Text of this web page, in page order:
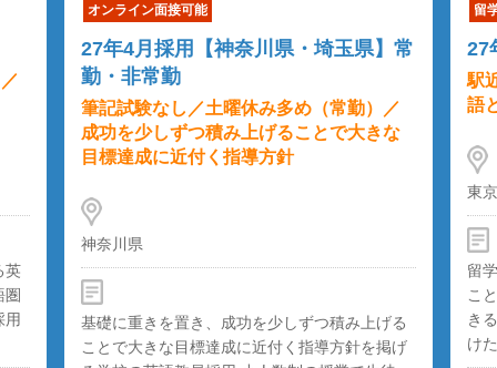
英
圏
用
オンライン面接可能
27年4月採用【神奈川県・埼玉県】常
勤・非常勤
筆記試験なし／土曜休み多め（常勤）／
成功を少しずつ積み上げることで大きな
目標達成に近付く指導方針
神奈川県
基礎に重きを置き、成功を少しずつ積み上げる
ことで大きな目標達成に近付く指導方針を掲げ
留
27
駅
語
東
留
こ
き
け